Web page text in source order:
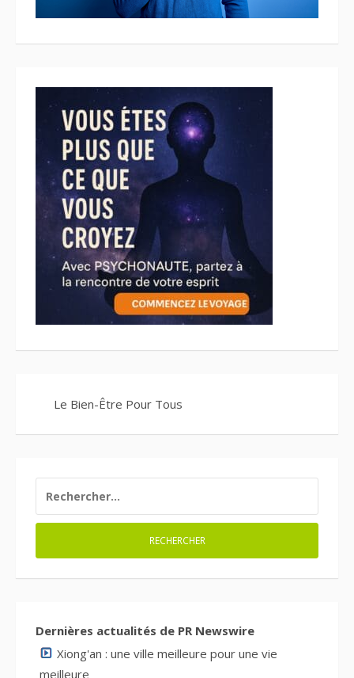
Le Bien-Être Pour Tous
Dernières actualités de PR Newswire
Xiong'an : une ville meilleure pour une vie
meilleure